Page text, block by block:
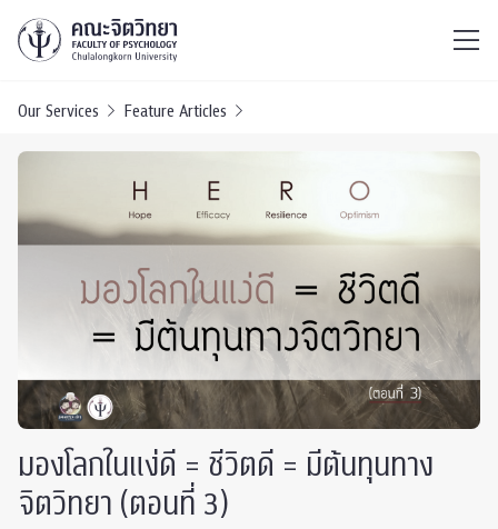
Our Services Feature Articles
มองโลกในแง่ดี = ชีวิตดี = มีต้นทุนทาง
จิตวิทยา (ตอนที่ 3)